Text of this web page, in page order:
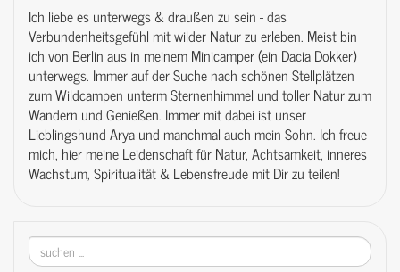
Ich liebe es unterwegs & draußen zu sein - das
Verbundenheitsgefühl mit wilder Natur zu erleben. Meist bin
ich von Berlin aus in meinem Minicamper (ein Dacia Dokker)
unterwegs. Immer auf der Suche nach schönen Stellplätzen
zum Wildcampen unterm Sternenhimmel und toller Natur zum
Wandern und Genießen. Immer mit dabei ist unser
Lieblingshund Arya und manchmal auch mein Sohn. Ich freue
mich, hier meine Leidenschaft für Natur, Achtsamkeit, inneres
Wachstum, Spiritualität & Lebensfreude mit Dir zu teilen!